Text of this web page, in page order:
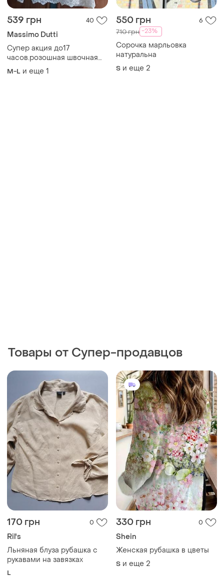
539 грн 40
Massimo Dutti
Супер акция до17
часов.розошная швочная
кофта топ майка блуза в
бельевом стиле
M-L и еще 1
550 грн 6
710 грн -23%
Сорочка марльовка
натуральна
S и еще 2
Товары от Супер-продавцов
170 грн 0
Ril's
Льняная блуза рубашка с
рукавами на завязках
L
330 грн 0
Shein
Женская рубашка в цветы
S и еще 2